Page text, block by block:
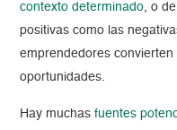
contexto determinado, o
positivas como las
emprendedores
oportunidades.
Hay muchasfuentes